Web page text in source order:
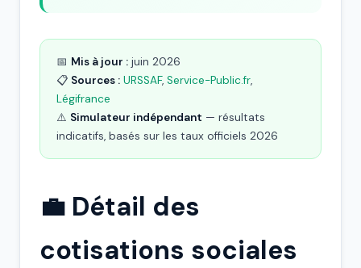
📅 Mis à jour : juin 2026
📋 Sources : URSSAF, Service-Public.fr,
Légifrance
⚠️ Simulateur indépendant — résultats
indicatifs, basés sur les taux officiels 2026
💼 Détail des
cotisations sociales